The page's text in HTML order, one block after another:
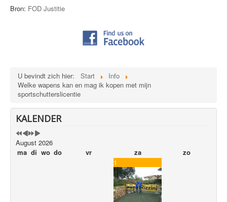
Bron: FOD Justitie
U bevindt zich hier: Start
Info
Welke wapens kan en mag ik kopen met mijn
sportschutterslicentie
KALENDER
August 2026
ma di wo do vr za
zo
1